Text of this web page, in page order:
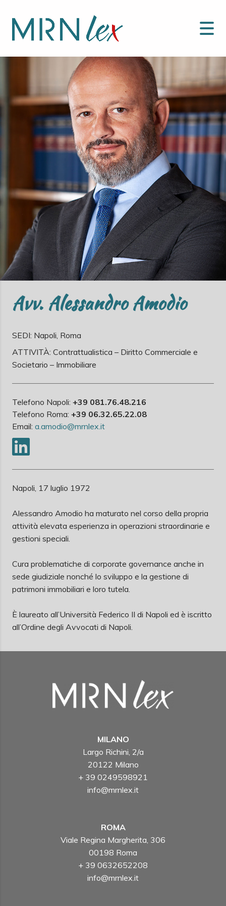
Avv. Alessandro Amodio
SEDI: Napoli, Roma
ATTIVITÀ: Contrattualistica – Diritto Commerciale e
Societario – Immobiliare
Telefono Napoli: +39 081.76.48.216
Telefono Roma: +39 06.32.65.22.08
Email: a.amodio@mrnlex.it
Napoli, 17 luglio 1972
Alessandro Amodio ha maturato nel corso della propria
attività elevata esperienza in operazioni straordinarie e
gestioni speciali.
Cura problematiche di corporate governance anche in
sede giudiziale nonché lo sviluppo e la gestione di
patrimoni immobiliari e loro tutela.
È laureato all’Università Federico II di Napoli ed è iscritto
all’Ordine degli Avvocati di Napoli.
MILANO
Largo Richini, 2/a
20122 Milano
+ 39 0249598921
info@mrnlex.it
ROMA
Viale Regina Margherita, 306
00198 Roma
+ 39 0632652208
info@mrnlex.it